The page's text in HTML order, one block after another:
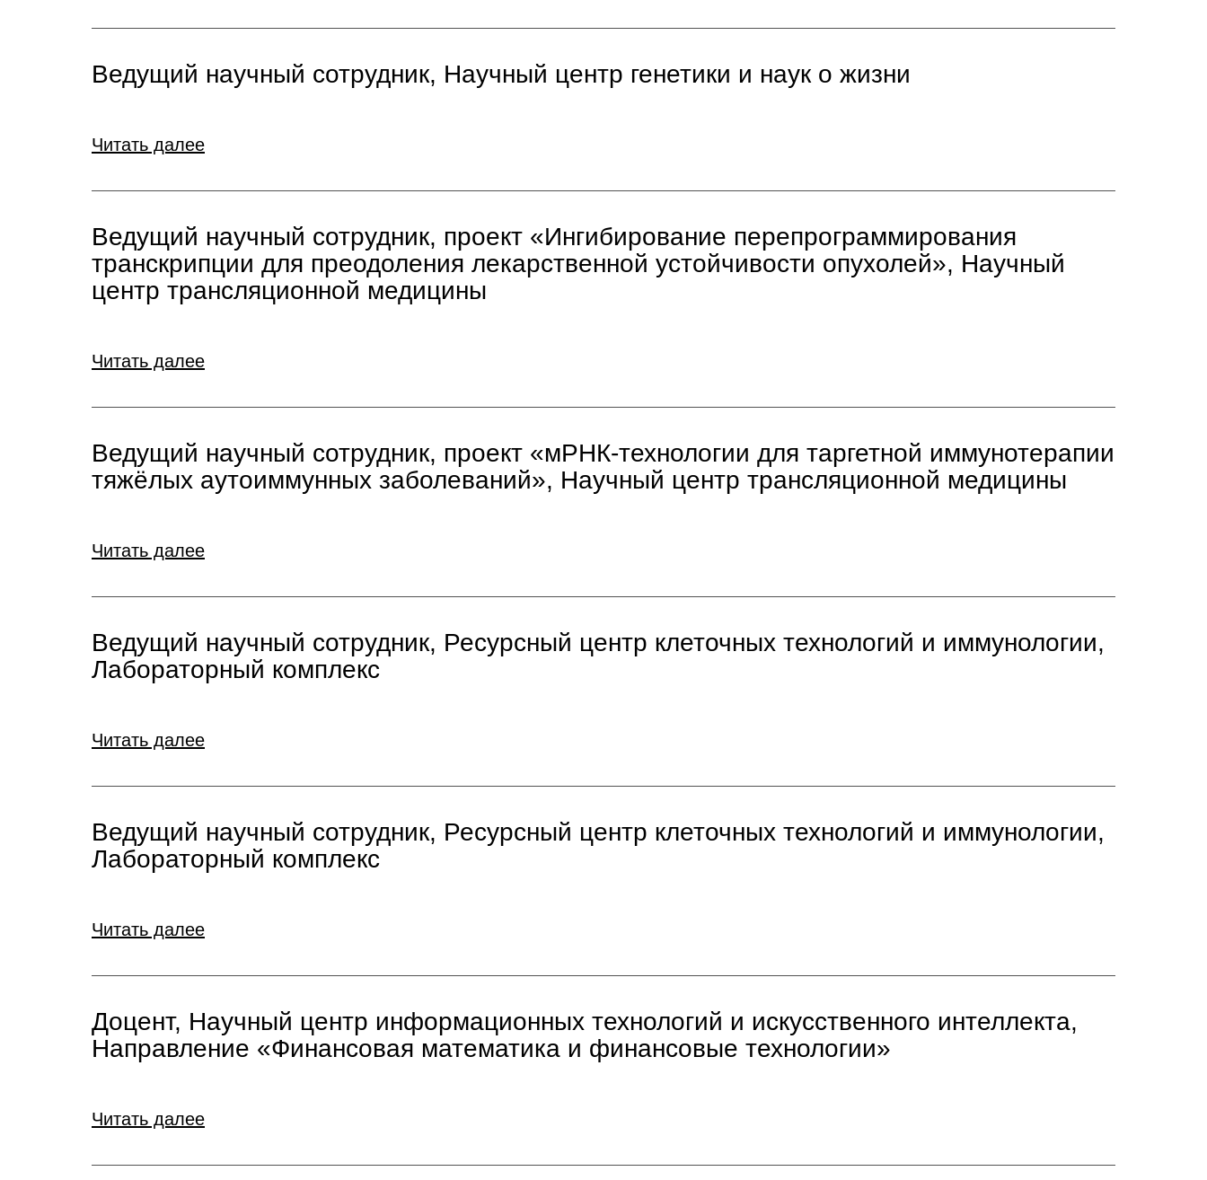
Ведущий научный сотрудник, Научный центр генетики и наук о жизни
Читать далее
Ведущий научный сотрудник, проект «Ингибирование перепрограммирования
транскрипции для преодоления лекарственной устойчивости опухолей», Научный
центр трансляционной медицины
Читать далее
Ведущий научный сотрудник, проект «мРНК-технологии для таргетной иммунотерапии
тяжёлых аутоиммунных заболеваний», Научный центр трансляционной медицины
Читать далее
Ведущий научный сотрудник, Ресурсный центр клеточных технологий и иммунологии,
Лабораторный комплекс
Читать далее
Ведущий научный сотрудник, Ресурсный центр клеточных технологий и иммунологии,
Лабораторный комплекс
Читать далее
Доцент, Научный центр информационных технологий и искусственного интеллекта,
Направление «Финансовая математика и финансовые технологии»
Читать далее